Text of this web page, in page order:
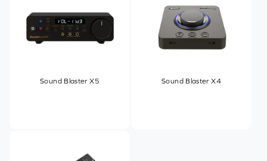
Sound Blaster X5 Sound Blaster X4